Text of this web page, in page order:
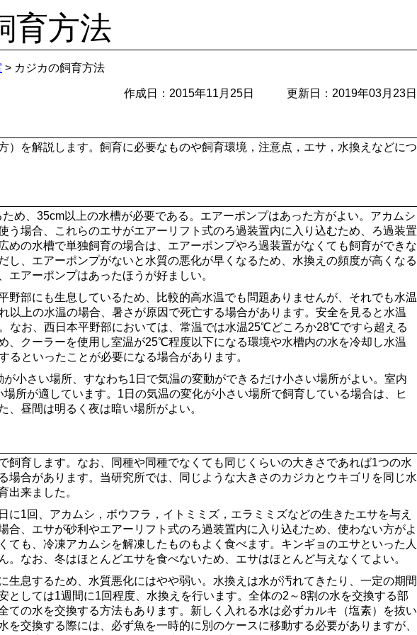
育方法
> カジカの飼育方法
作成日：2015年11月25日 更新日：2019年03月23日
）を解説します。飼育に必要なものや飼育環境，注意点，エサ，水換えなどにつ
め、35cm以上の水槽が必要である。エアーポンプはあった方がよい。アカムシ
う場合、これらのエサがエアーリフト式のろ過装置内に入り込むため、ろ過装置
めの水槽で単独飼育の場合は、エアーポンプやろ過装置がなくても飼育ができな
し、エアーポンプがないと水質の悪化が早くなるため、水換えの頻度が高くなる
エアーポンプはあったほうが好ましい。
野部にも生息しているため、比較的高水温でも問題ありませんが、それでも水温
以上の水温の場合、暑さが原因で死亡する場合があります。安全を見ると水温
なお、西日本平野部においては、常温では水温25℃どころか28℃ですら超える
、クーラーを使用し室温が25℃程度以下になる環境や水槽内の水を冷却し水温
るといったことが必要になる場合があります。
が小さい場所、すなわち1日で気温の変動ができるだけ小さい場所がよい。室内
所が適しています。1日の気温の変化が小さい場所で飼育している場合は、ヒ
、昼間は明るく夜は暗い場所がよい。
飼育します。なお、同種や同種でなくても同じくらいの大きさであれば1つの水
場合があります。当研究所では、同じような大きさのカジカとウキゴリを同じ水
出来ました。
に1回、アカムシ，ボウフラ，イトミミズ，エラミミズなどの生きたエサを与え
合、エサが砂利やエアーリフト式のろ過装置内に入り込むため、使わない方がよ
ても、冷凍アカムシを解凍したものもよく食べます。キンギョのエサといった人
。なお、冬はほとんどエサを食べないため、エサはほとんど与えなくてよい。
生息するため、水質悪化にはやや弱い。水換えは水が汚れてきたり、一定の期間
としては1週間に1回程度、水換えを行います。全体の2～8割の水を交換する部
ての水を交換する方法もあります。新しく入れる水は必ずカルキ（塩素）を抜い
を交換する際には、必ず魚を一時的に別のケースに移動する必要がありますが、